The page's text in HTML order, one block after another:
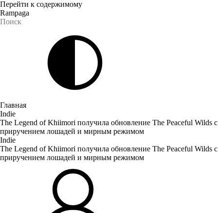
Перейти к содержимому
Rampaga
Главная
Indie
The Legend of Khiimori получила обновление The Peaceful Wilds с
приручением лошадей и мирным режимом
Indie
The Legend of Khiimori получила обновление The Peaceful Wilds с
приручением лошадей и мирным режимом